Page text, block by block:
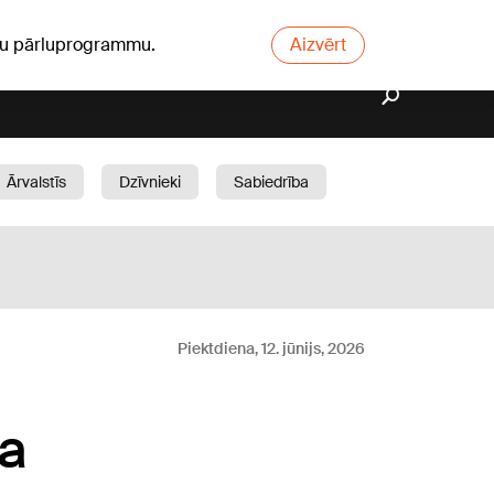
pārluprogrammu. Aizvērt
Ārvalstīs Dzīvnieki
Sabiedrība
Piektdiena, 12. jūnijs, 2026